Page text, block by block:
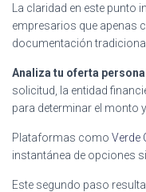
La claridad en este punto
empresarios que apenas
documentación tradicional.
Analiza tu oferta
solicitud, la entidad
para determinar el monto
Plataformas como Verde
instantánea de opciones
Este segundo paso